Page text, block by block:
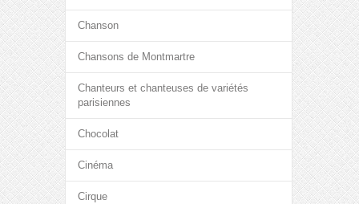
Chanson
Chansons de Montmartre
Chanteurs et chanteuses de variétés
parisiennes
Chocolat
Cinéma
Cirque